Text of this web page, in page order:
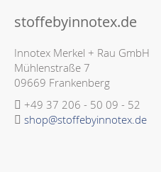
stoffebyinnotex.de
Innotex Merkel + Rau GmbH
Mühlenstraße 7
09669 Frankenberg
+49 37 206 - 50 09 - 52
shop@stoffebyinnotex.de